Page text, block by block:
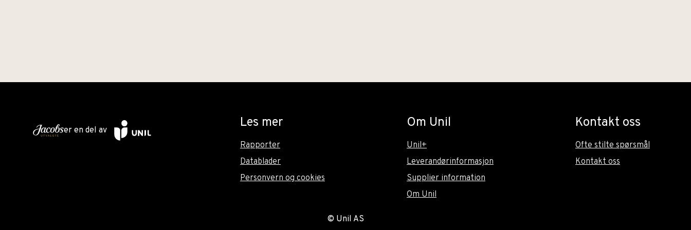
er en del av Les mer
Rapporter
Datablader
Personvern og cookies
Om Unil
Unil+
Leverandørinformasjon
Supplier information
Om Unil
Kontakt oss
Ofte stilte spørsmål
Kontakt oss
© Unil AS